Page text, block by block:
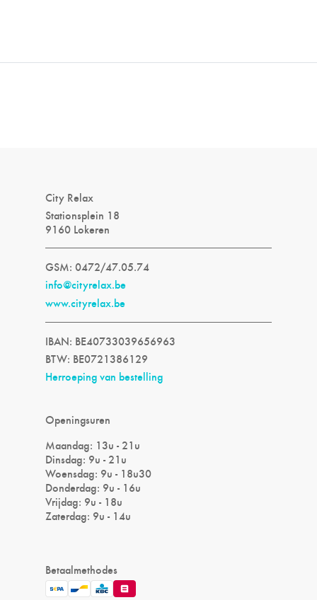
City Relax
Stationsplein 18
9160 Lokeren
GSM: 0472/47.05.74
info@cityrelax.be
www.cityrelax.be
IBAN: BE40733039656963
BTW: BE0721386129
Herroeping van bestelling
Openingsuren
Maandag: 13u - 21u
Dinsdag: 9u - 21u
Woensdag: 9u - 18u30
Donderdag: 9u - 16u
Vrijdag: 9u - 18u
Zaterdag: 9u - 14u
Betaalmethodes